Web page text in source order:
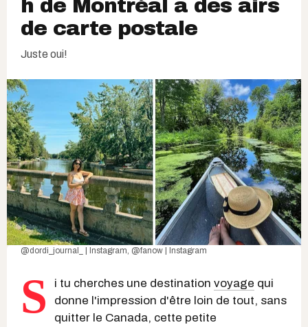
h de Montréal a des airs
de carte postale
Juste oui!
@dordi_journal_ | Instagram @fanow | Instagram
S i tu cherches une destination voyage qui
donne l'impression d'être loin de tout, sans
quitter le Canada, cette petite